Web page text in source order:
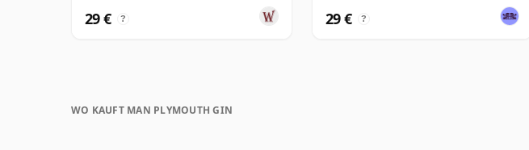
29 € ? 29 € ?
WO KAUFT MAN PLYMOUTH GIN